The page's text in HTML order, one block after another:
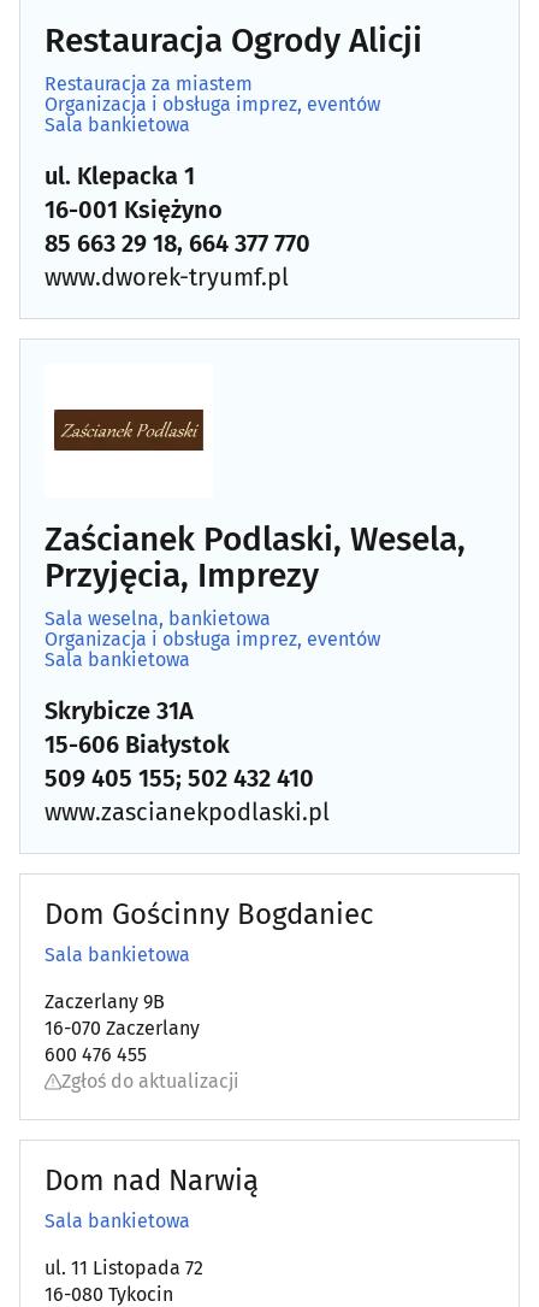
Restauracja Ogrody Alicji
Restauracja za miastem
Organizacja i obsługa imprez, eventów
Sala bankietowa
ul. Klepacka 1
16-001 Księżyno
85 663 29 18, 664 377 770
www.dworek-tryumf.pl
Zaścianek Podlaski, Wesela,
Przyjęcia, Imprezy
Sala weselna, bankietowa
Organizacja i obsługa imprez, eventów
Sala bankietowa
Skrybicze 31A
15-606 Białystok
509 405 155; 502 432 410
www.zascianekpodlaski.pl
Dom Gościnny Bogdaniec
Sala bankietowa
Zaczerlany 9B
16-070 Zaczerlany
600 476 455
Zgłoś do aktualizacji
Dom nad Narwią
Sala bankietowa
ul. 11 Listopada 72
16-080 Tykocin